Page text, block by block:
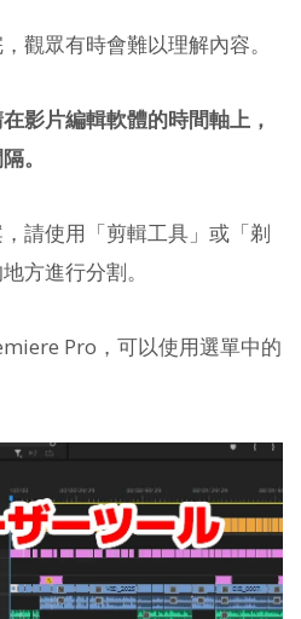
觀眾有時會難以理解內容。
影片編輯軟體的時間軸上，
。
請使用「剪輯工具」或「剃
方進行分割。
Pro，可以使用選單中的